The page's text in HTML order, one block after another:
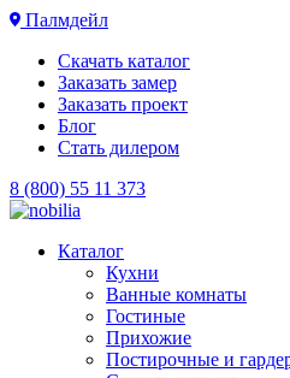
Палмдейл
Скачать каталог
Заказать замер
Заказать проект
Блог
Стать дилером
8 (800) 55 11 373
Каталог
Кухни
Ванные комнаты
Гостиные
Прихожие
Постирочные и